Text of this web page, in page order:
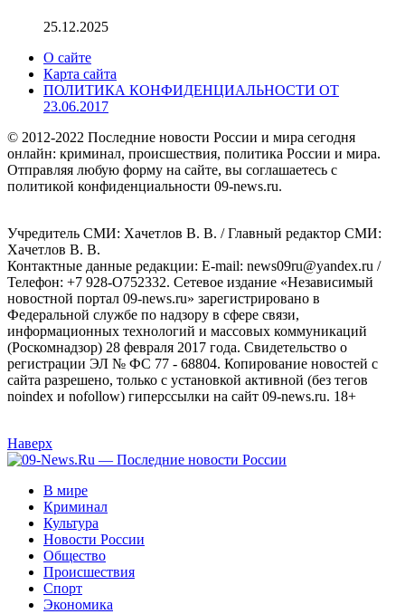
25.12.2025
О сайте
Карта сайта
ПОЛИТИКА КОНФИДЕНЦИАЛЬНОСТИ ОТ
23.06.2017
© 2012-2022 Последние новости России и мира сегодня
онлайн: криминал, происшествия, политика России и мира.
Отправляя любую форму на сайте, вы соглашаетесь с
политикой конфиденциальности 09-news.ru.
Учредитель СМИ: Хaчeтлoв B. B. / Главный редактор СМИ:
Хaчeтлoв B. B.
Контактные данные редакции: E-mail: news09ru@yandex.ru /
Телефон: +7 928-O752332. Сетевое издание «Независимый
новостной портал 09-news.ru» зарегистрировано в
Федеральной службе по надзору в сфере связи,
информационных технологий и массовых коммуникаций
(Роскомнадзор) 28 февраля 2017 года. Свидетельство о
регистрации ЭЛ № ФС 77 - 68804. Копирование новостей с
сайта разрешено, только с установкой активной (без тегов
noindex и nofollow) гиперссылки на сайт 09-news.ru. 18+
Наверх
В мире
Криминал
Культура
Новости России
Общество
Происшествия
Спорт
Экономика